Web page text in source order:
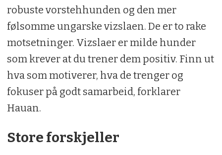
robuste vorstehhunden og den mer
følsomme ungarske vizslaen. De er to rake
motsetninger. Vizslaer er milde hunder
som krever at du trener dem positiv. Finn ut
hva som motiverer, hva de trenger og
fokuser på godt samarbeid, forklarer
Hauan.
Store forskjeller